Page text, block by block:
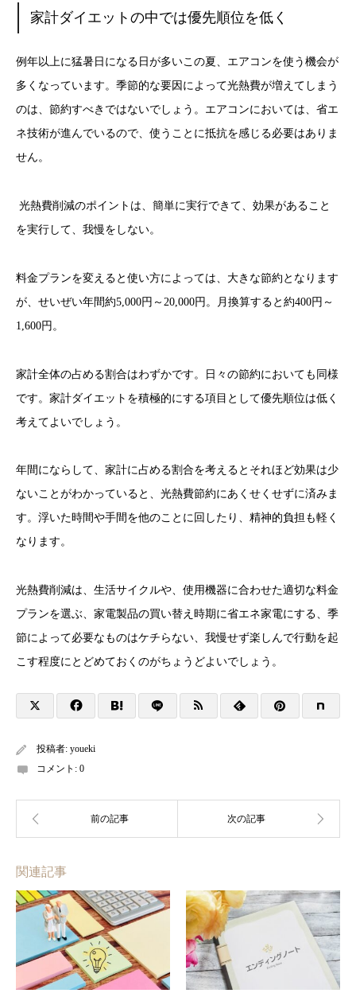
家計ダイエットの中では優先順位を低く
例年以上に猛暑日になる日が多いこの夏、エアコンを使う機会が
多くなっています。季節的な要因によって光熱費が増えてしまう
のは、節約すべきではないでしょう。エアコンにおいては、省エ
ネ技術が進んでいるので、使うことに抵抗を感じる必要はありま
せん。
光熱費削減のポイントは、簡単に実行できて、効果があること
を実行して、我慢をしない。
料金プランを変えると使い方によっては、大きな節約となります
が、せいぜい年間約5,000円～20,000円。月換算すると約400円～
1,600円。
家計全体の占める割合はわずかです。日々の節約においても同様
です。家計ダイエットを積極的にする項目として優先順位は低く
考えてよいでしょう。
年間にならして、家計に占める割合を考えるとそれほど効果は少
ないことがわかっていると、光熱費節約にあくせくせずに済みま
す。浮いた時間や手間を他のことに回したり、精神的負担も軽く
なります。
光熱費削減は、生活サイクルや、使用機器に合わせた適切な料金
プランを選ぶ、家電製品の買い替え時期に省エネ家電にする、季
節によって必要なものはケチらない、我慢せず楽しんで行動を起
こす程度にとどめておくのがちょうどよいでしょう。
投稿者: youeki
コメント: 0
関連記事